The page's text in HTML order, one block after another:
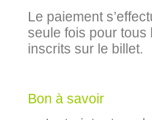
Le paiement
seule fois pour tous
inscrits sur le billet.
Bon à savoir